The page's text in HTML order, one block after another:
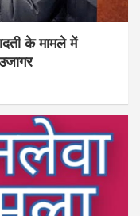
के मामले में